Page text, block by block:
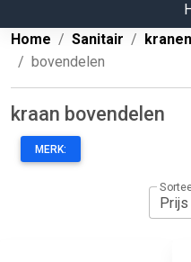
Home
Sanitair kranen
bovendelen
kraan bovendelen
MERK: